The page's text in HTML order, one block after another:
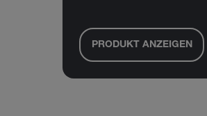
PRODUKT ANZEIGEN